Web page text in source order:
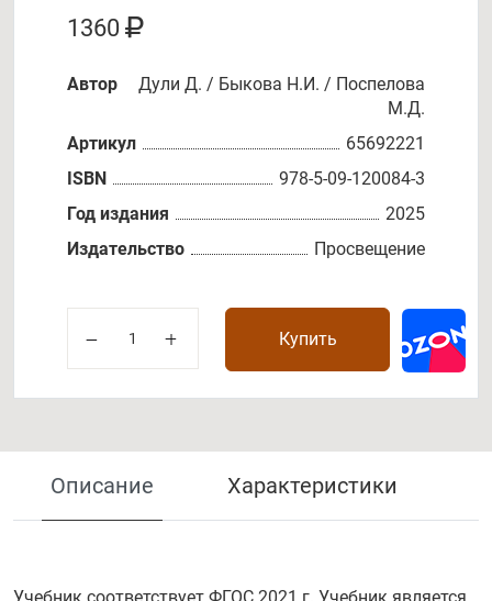
1360
Автор
Дули Д. / Быкова Н.И. / Поспелова
М.Д.
Артикул
65692221
ISBN
978-5-09-120084-3
Год издания
2025
Издательство
Просвещение
Купить
Описание Характеристики